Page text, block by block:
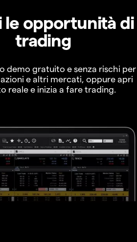
le opportunità di
trading
demo gratuito e senza rischi per
e altri mercati, oppure apri
reale e inizia a fare trading.